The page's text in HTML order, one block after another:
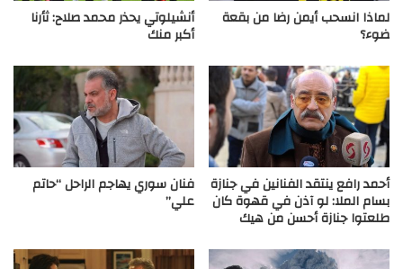
لماذا انسحب أيمن رضا من بقعة
ضوء؟
أنشيلوتي يحذر محمد صلاح: ثأرنا
أكبر منك
أحمد رافع ينتقد الفنانين في جنازة
بسام الملا: لو آذن في قهوة كان
طلعتوا جنازة أحسن من هيك
فنان سوري يهاجم الراحل “حاتم
علي”